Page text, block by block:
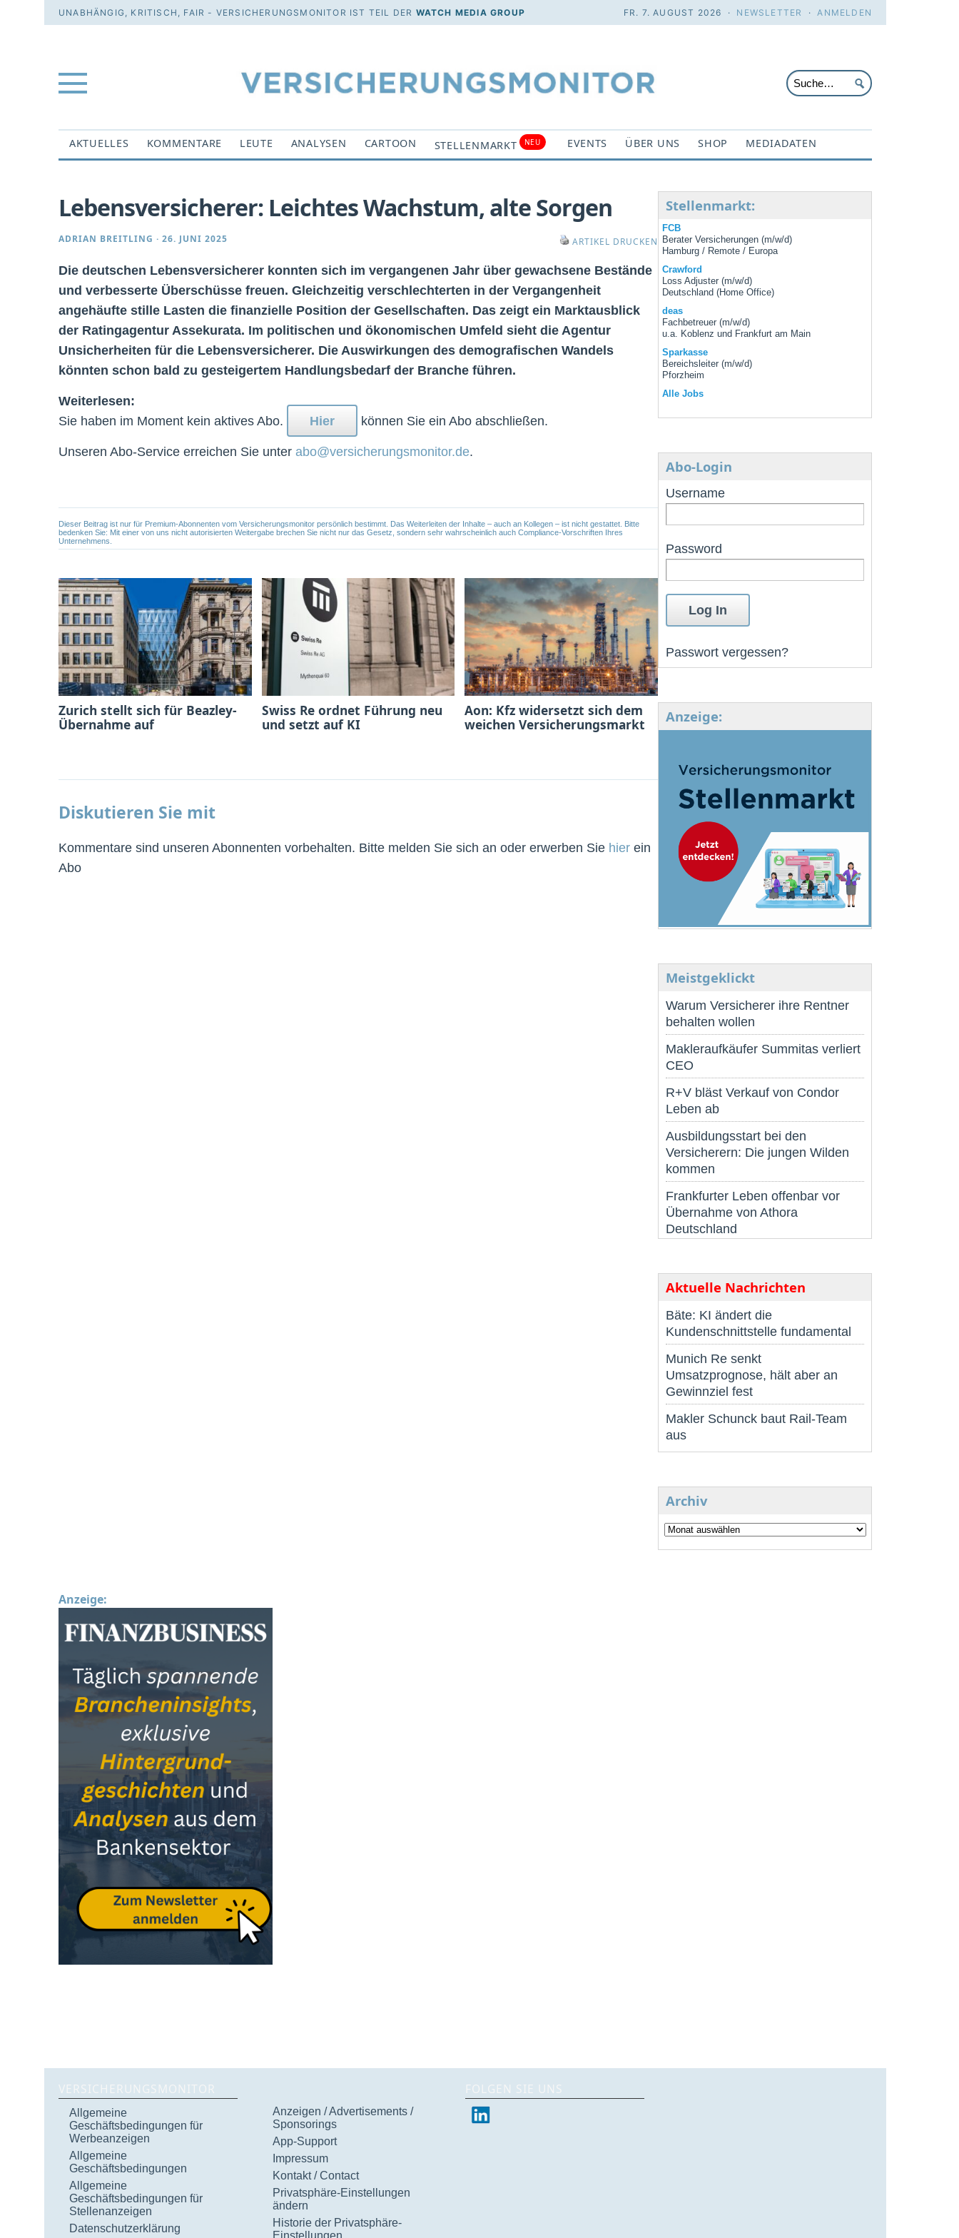
UNABHÄNGIG, KRITISCH, FAIR - VERSICHERUNGSMONITOR IST TEIL DER WATCH MEDIA GROUP FR. 7. AUGUST 2026 · NEWSLETTER ·ANMELDEN
AKTUELLES KOMMENTARE LEUTE ANALYSEN CARTOON STELLENMARKT NEU EVENTS ÜBER UNS SHOP MEDIADATEN
Lebensversicherer: Leichtes Wachstum, alte Sorgen
ADRIAN BREITLING · 26. JUNI 2025 ARTIKEL DRUCKEN
Die deutschen Lebensversicherer konnten sich im vergangenen Jahr über gewachsene Bestände
und verbesserte Überschüsse freuen. Gleichzeitig verschlechterten in der Vergangenheit
angehäufte stille Lasten die finanzielle Position der Gesellschaften. Das zeigt ein Marktausblick
der Ratingagentur Assekurata. Im politischen und ökonomischen Umfeld sieht die Agentur
Unsicherheiten für die Lebensversicherer. Die Auswirkungen des demografischen Wandels
könnten schon bald zu gesteigertem Handlungsbedarf der Branche führen.
Weiterlesen:
Sie haben im Moment kein aktives Abo.
Hier können Sie ein Abo abschließen.
Unseren Abo-Service erreichen Sie unter abo@versicherungsmonitor.de.
Dieser Beitrag ist nur für Premium-Abonnenten vom Versicherungsmonitor persönlich bestimmt. Das Weiterleiten der Inhalte – auch an Kollegen – ist nicht gestattet. Bitte
bedenken Sie: Mit einer von uns nicht autorisierten Weitergabe brechen Sie nicht nur das Gesetz, sondern sehr wahrscheinlich auch Compliance-Vorschriften Ihres
Unternehmens.
Zurich stellt sich für Beazley-
Übernahme auf
Swiss Re ordnet Führung neu
und setzt auf KI
Aon: Kfz widersetzt sich dem
weichen Versicherungsmarkt
Diskutieren Sie mit
Kommentare sind unseren Abonnenten vorbehalten. Bitte melden Sie sich an oder erwerben Sie hier ein
Abo
Stellenmarkt:
FCB
Berater Versicherungen (m/w/d)
Hamburg / Remote / Europa
Crawford
Loss Adjuster (m/w/d)
Deutschland (Home Office)
deas
Fachbetreuer (m/w/d)
u.a. Koblenz und Frankfurt am Main
Sparkasse
Bereichsleiter (m/w/d)
Pforzheim
Alle Jobs
Abo-Login
Username
Password
Passwort vergessen?
Anzeige:
Meistgeklickt
Warum Versicherer ihre Rentner
behalten wollen
Makleraufkäufer Summitas verliert
CEO
R+V bläst Verkauf von Condor
Leben ab
Ausbildungsstart bei den
Versicherern: Die jungen Wilden
kommen
Frankfurter Leben offenbar vor
Übernahme von Athora
Deutschland
Aktuelle Nachrichten
Bäte: KI ändert die
Kundenschnittstelle fundamental
Munich Re senkt
Umsatzprognose, hält aber an
Gewinnziel fest
Makler Schunck baut Rail-Team
aus
Archiv
Anzeige:
VERSICHERUNGSMONITOR
Allgemeine
Geschäftsbedingungen für
Werbeanzeigen
Allgemeine
Geschäftsbedingungen
Allgemeine
Geschäftsbedingungen für
Stellenanzeigen
Datenschutzerklärung
Anzeigen / Advertisements /
Sponsorings
App-Support
Impressum
Kontakt / Contact
Privatsphäre-Einstellungen
ändern
Historie der Privatsphäre-
Einstellungen
FOLGEN SIE UNS